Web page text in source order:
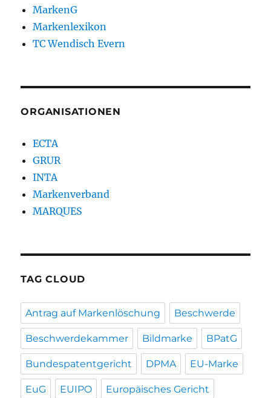
MarkenG
Markenlexikon
TC Wendisch Evern
ORGANISATIONEN
ECTA
GRUR
INTA
Markenverband
MARQUES
TAG CLOUD
Antrag auf Markenlöschung Beschwerde
Beschwerdekammer Bildmarke BPatG
Bundespatentgericht DPMA EU-Marke
EuG EUIPO Europäisches Gericht